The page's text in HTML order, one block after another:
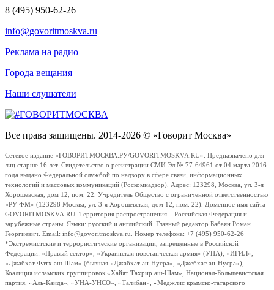
8 (495) 950-62-26
info@govoritmoskva.ru
Реклама на радио
Города вещания
Наши слушатели
Все права защищены. 2014-2026 © «Говорит Москва»
Сетевое издание «ГОВОРИТМОСКВА.РУ/GOVORITMOSKVA.RU». Предназначено для
лиц старше 16 лет. Свидетельство о регистрации СМИ Эл № 77-64961 от 04 марта 2016
года выдано Федеральной службой по надзору в сфере связи, информационных
технологий и массовых коммуникаций (Роскомнадзор). Адрес: 123298, Москва, ул. 3-я
Хорошевская, дом 12, пом. 22. Учредитель Общество с ограниченной ответственностью
«РУ ФМ» (123298 Москва, ул. 3-я Хорошевская, дом 12, пом. 22). Доменное имя сайта
GOVORITMOSKVA.RU. Территория распространения – Российская Федерация и
зарубежные страны. Языки: русский и английский. Главный редактор Бабаян Роман
Георгиевич. Email: info@govoritmoskva.ru. Номер телефона: +7 (495) 950-62-26
*Экстремистские и террористические организации, запрещенные в Российской
Федерации: «Правый сектор», «Украинская повстанческая армия» (УПА), «ИГИЛ»,
«Джабхат Фатх аш-Шам» (бывшая «Джабхат ан-Нусра», «Джебхат ан-Нусра»),
Коалиция исламских группировок «Хайят Тахрир аш-Шам», Национал-Большевистская
партия, «Аль-Каида», «УНА-УНСО», «Талибан», «Меджлис крымско-татарского